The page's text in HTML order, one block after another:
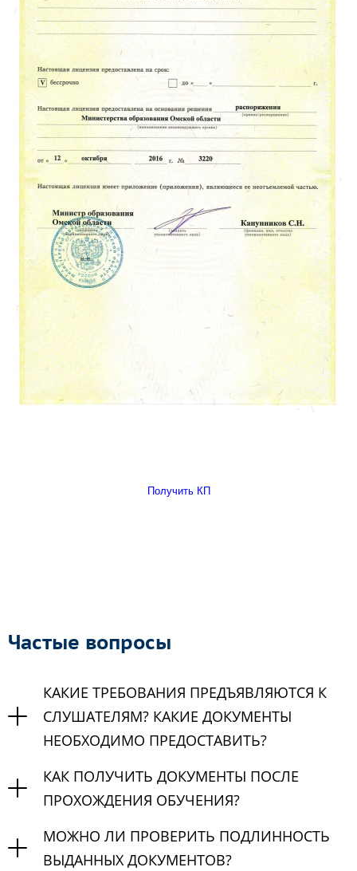
Получить КП
Частые вопросы
КАКИЕ ТРЕБОВАНИЯ ПРЕДЪЯВЛЯЮТСЯ К
СЛУШАТЕЛЯМ? КАКИЕ ДОКУМЕНТЫ
НЕОБХОДИМО ПРЕДОСТАВИТЬ?
КАК ПОЛУЧИТЬ ДОКУМЕНТЫ ПОСЛЕ
ПРОХОЖДЕНИЯ ОБУЧЕНИЯ?
МОЖНО ЛИ ПРОВЕРИТЬ ПОДЛИННОСТЬ
ВЫДАННЫХ ДОКУМЕНТОВ?